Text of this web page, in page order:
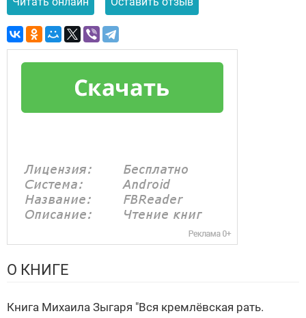
О КНИГЕ
Книга Михаила Зыгаря "Вся кремлёвская рать.